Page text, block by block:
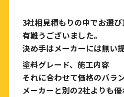
3社相見積もりの中でお選び
有難うございました。
決め手はメーカーには無い
塗料グレード、施工内容
それに合わせて価格のバラ
メーカーと別の2社よりも